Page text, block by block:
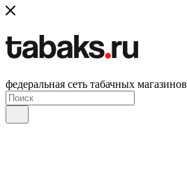
федеральная сеть табачных магазинов